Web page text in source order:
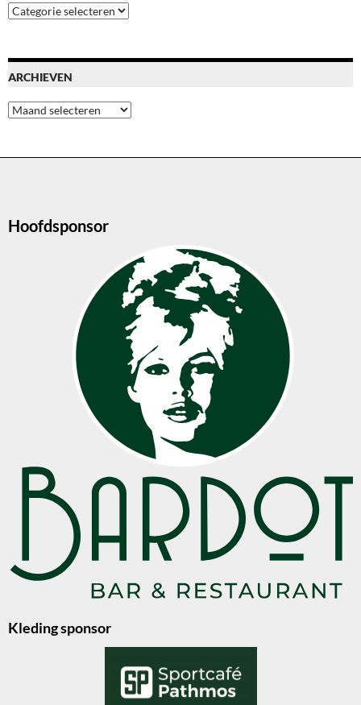
Blog
categoriën
ARCHIEVEN
Archieven
Hoofdsponsor
Kleding sponsor